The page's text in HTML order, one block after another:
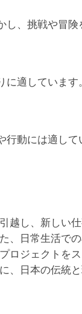
、挑戦や冒
適していま
動には適し
越し、新しい
、日常生活で
ロジェクトを
、日本の伝統